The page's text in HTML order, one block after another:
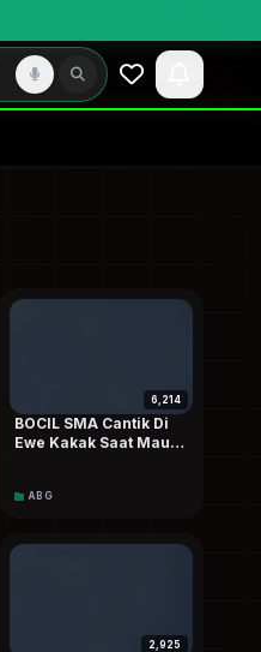
6,214
BOCIL SMA Cantik Di
Ewe Kakak Saat Mau
ABG
2,925